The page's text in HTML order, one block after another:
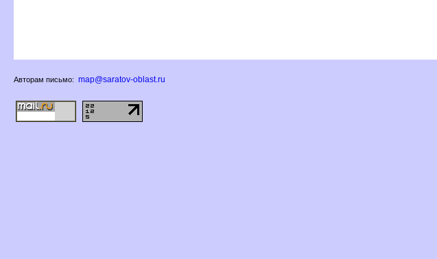
Авторам письмо: map@saratov-oblast.ru